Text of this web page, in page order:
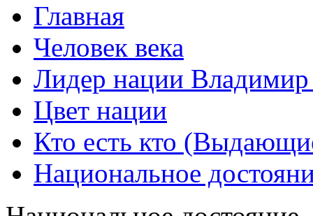
Главная
Человек века
Лидер нации
Цвет нации
Кто есть кто
Национальное